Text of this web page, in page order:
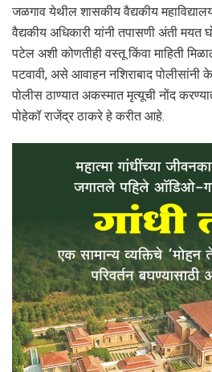
जळगाव येथील शासकीय वैद्यकीय
वैद्यकीय अधिकारी यांनी तपासणी अंती
पटेल अशी कोणतीही वस्तू किंवा माहिती
पटवावी, असे आवाहन नशिराबाद पोलीसांनी
पोलीस ठाण्यात अकस्मात मृत्यूची नोंद
पोहेकॉ राजेंद्र ठाकरे हे करीत आहे.